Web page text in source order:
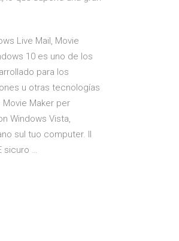
Live Mail, Movie
10 es uno de los
para los
u otras tecnologías
Maker per
Windows Vista,
sul tuo computer. Il
sicuro …